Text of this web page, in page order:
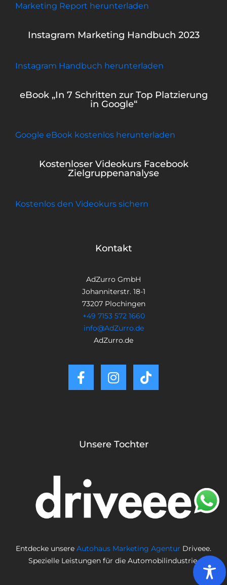
Marketing Report herunterladen
Instagram Marketing Handbuch 2023
Instagram Handbuch herunterladen
eBook „In 7 Schritten zur Top Platzierung
in Google“
Google eBook kostenlos herunterladen
Kostenloser Videokurs Facebook
Zielgruppenanalyse
Kostenlos den Videokurs sichern
Kontakt
AdZurro GmbH
Johanniterstr. 18-1
73207 Plochingen
+49 7153 572 1660
info@AdZurro.de
AdZurro.de
Unsere Tochter
Entdecke unsere Autohaus Marketing Agentur Driveee.
Spezielle Leistungen für die Automobilindustrie.